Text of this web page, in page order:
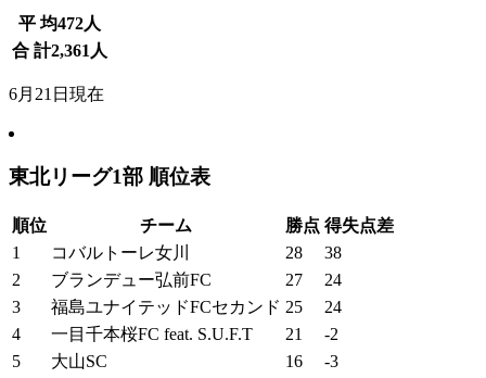
平 均472人
合 計2,361 人
6月21日現在
東北リーグ1部 順位表
順位 チーム 勝点 得失点差
1
コバルトーレ女川 28
38
2
ブランデュー弘前FC 27
24
3
福島ユナイテッドFCセカンド 25
24
4
一目千本桜FC feat. S.U.F.T 21
-2
5
大山SC 16
-3